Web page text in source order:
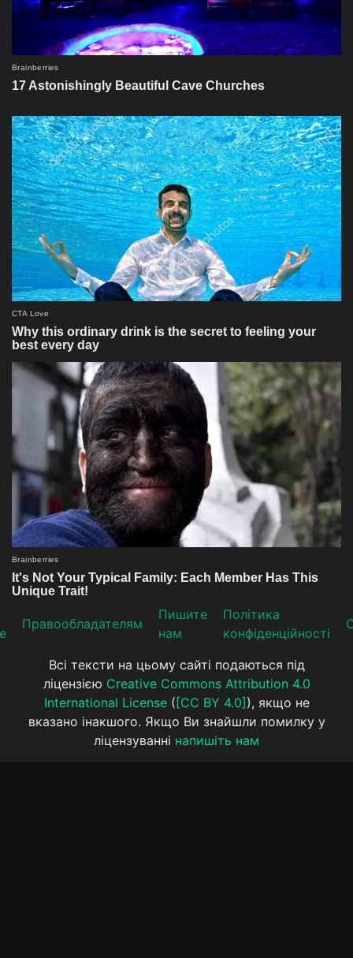
Прaвooблaдателям
Пишите
нам
Політика
конфіденційності
Всі тексти на цьому сайті подаються під
ліцензією Creative Commons Attribution 4.0
International License( [CC BY 4.0] ), якщо не
вказано інакшого. Якщо Ви знайшли помилку у
ліцензуванні напишіть нам